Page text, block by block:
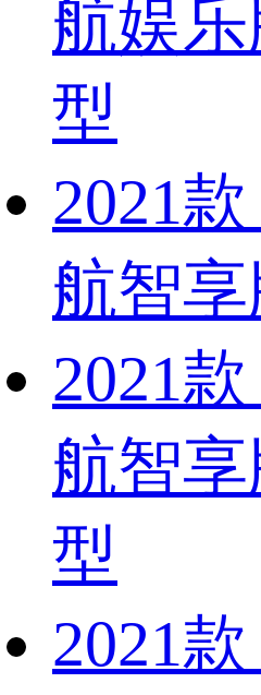
航娱
型
2021
航智享
2021
航智
型
2021